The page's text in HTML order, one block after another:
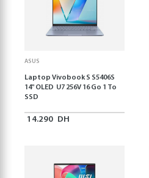
ASUS
Laptop Vivobook S S5406S
14" OLED U7 256V 16 Go 1 To
SSD
14.290 DH